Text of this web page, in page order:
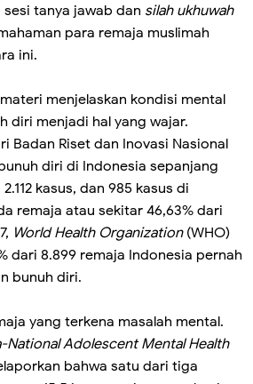
tanya jawab dan silah ukhuwah
para remaja muslimah
ini.
menjelaskan kondisi mental
diri menjadi hal yang wajar.
Badan Riset dan Inovasi Nasional
diri di Indonesia sepanjang
kasus, dan 985 kasus di
remaja atau sekitar 46,63% dari
World Health Organization(WHO)
dari 8.899 remaja Indonesia pernah
bunuh diri.
yang terkena masalah mental.
National Adolescent Mental Health
bahwa satu dari tiga